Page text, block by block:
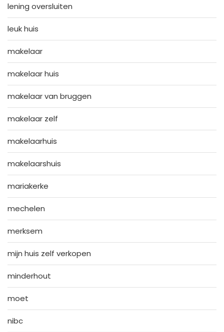
lening oversluiten
leuk huis
makelaar
makelaar huis
makelaar van bruggen
makelaar zelf
makelaarhuis
makelaarshuis
mariakerke
mechelen
merksem
mijn huis zelf verkopen
minderhout
moet
nibc